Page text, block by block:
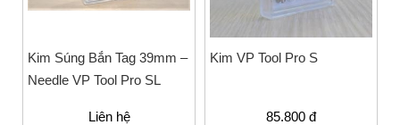
Kim Súng Bắn Tag 39mm –
Needle VP Tool Pro SL
Liên hệ
Kim VP Tool Pro S
85.800 đ